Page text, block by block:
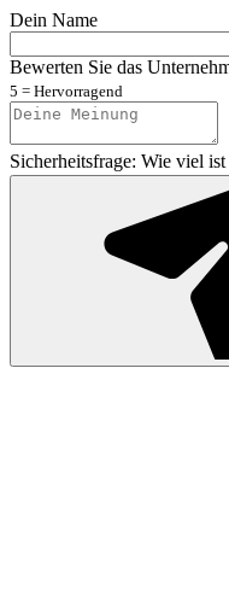
Dein Name
Bewerten Sie das
5 = Hervorragend
Sicherheitsfrage: Wie viel